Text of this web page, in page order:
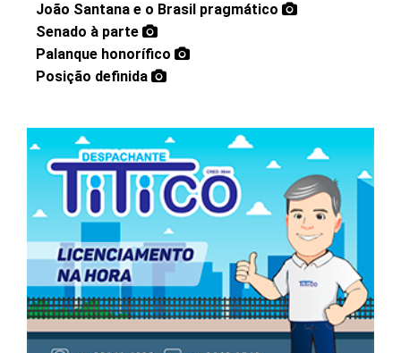
João Santana e o Brasil pragmático
Senado à parte
Palanque honorífico
Posição definida